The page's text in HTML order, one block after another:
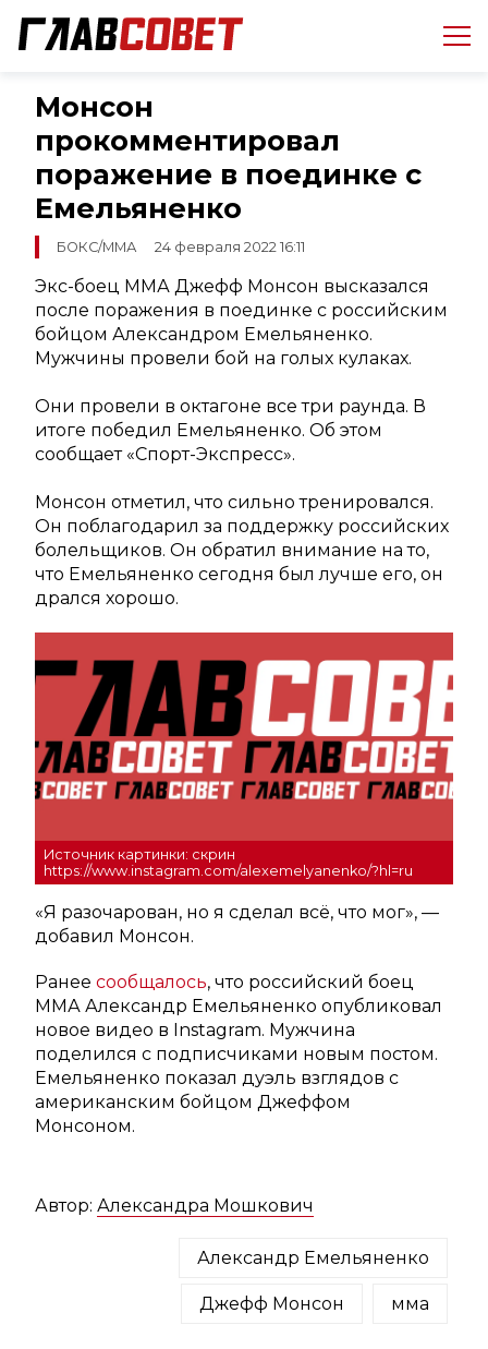
Монсон
прокомментировал
поражение в поединке с
Емельяненко
БОКС/ММА 24 февраля 2022 16:11
Экс-боец ММА Джефф Монсон высказался
после поражения в поединке с российским
бойцом Александром Емельяненко.
Мужчины провели бой на голых кулаках.
Они провели в октагоне все три раунда. В
итоге победил Емельяненко. Об этом
сообщает «Спорт-Экспресс».
Монсон отметил, что сильно тренировался.
Он поблагодарил за поддержку российских
болельщиков. Он обратил внимание на то,
что Емельяненко сегодня был лучше его, он
дрался хорошо.
Источник картинки: скрин
https://www.instagram.com/alexemelyanenko/?hl=ru
«Я разочарован, но я сделал всё, что мог», —
добавил Монсон.
Ранее сообщалось, что российский боец
ММА Александр Емельяненко опубликовал
новое видео в Instagram. Мужчина
поделился с подписчиками новым постом.
Емельяненко показал дуэль взглядов с
американским бойцом Джеффом
Монсоном.
Автор: Александра Мошкович
Александр Емельяненко
Джефф Монсон мма